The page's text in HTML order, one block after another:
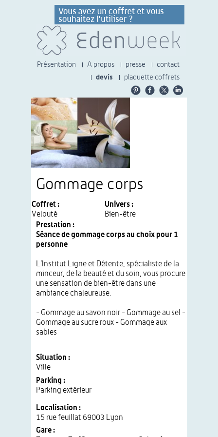
Présentation A propos presse
contact
devis
plaquette coffrets
Gommage corps
Coffret :
Velouté
Univers :
Bien-être
Situation :
Ville
Parking :
Parking extérieur
Localisation :
15 rue feuillat 69003 Lyon
Gare :
Prestation :
Séance de gommage corps au choix pour 1
personne
L’Institut Ligne et Détente, spécialiste de la
minceur, de la beauté et du soin, vous procure
une sensation de bien-être dans une
ambiance chaleureuse.
- Gommage au savon noir - Gommage au sel -
Gommage au sucre roux - Gommage aux
sables